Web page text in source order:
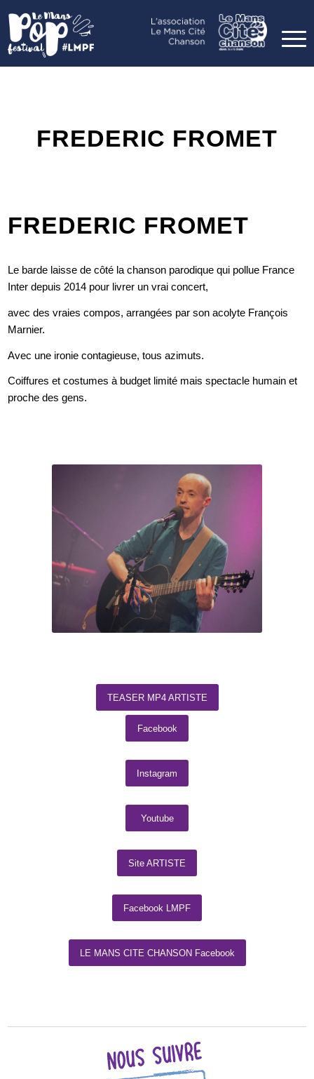
FREDERIC FROMET
FREDERIC FROMET
Le barde laisse de côté la chanson parodique qui pollue France
Inter depuis 2014 pour livrer un vrai concert,
avec des vraies compos, arrangées par son acolyte François
Marnier.
Avec une ironie contagieuse, tous azimuts.
Coiffures et costumes à budget limité mais spectacle humain et
proche des gens.
TEASER MP4 ARTISTE
Facebook
Instagram
Youtube
Site ARTISTE
Facebook LMPF
LE MANS CITE CHANSON Facebook